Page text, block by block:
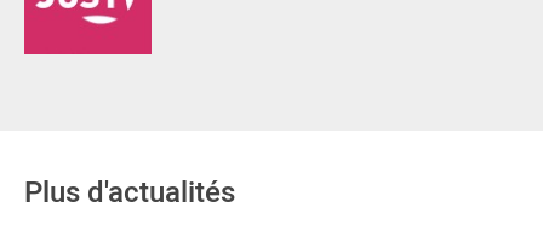
Plus d'actualités